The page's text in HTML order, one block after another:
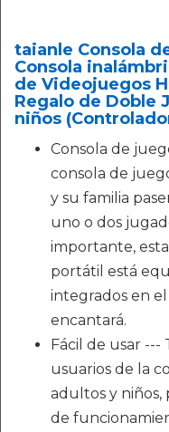
taianle Consola
Consola
de Videojuegos
Regalo de Doble
niños
Consola de
consola de
y su familia
uno o dos
importante,
portátil está
integrados en
encantará.
Fácil de usar
usuarios de la
adultos y niños,
de